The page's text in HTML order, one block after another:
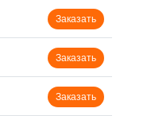
Заказать
Заказать
Заказать